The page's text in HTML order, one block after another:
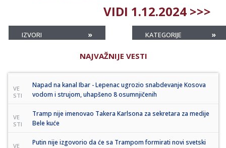
VIDI 1.12.2024 >>>
IZVORI » KATEGORIJE »
NAJVAŽNIJE VESTI
VE
STI
Napad na kanal Ibar - Lepenac ugrozio snabdevanje Kosova
vodom i strujom, uhapšeno 8 osumnjičenih
VE
STI
Tramp nije imenovao Takera Karlsona za sekretara za medije
Bele kuće
VE
Putin nije izgovorio da će sa Trampom formirati novi svetski